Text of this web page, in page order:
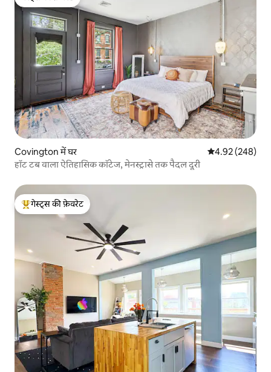
गेस्ट्स की फ़ेवरेट
Covington में घर औसत रेटिंग 5 में से
4.92 (248)
हॉट टब वाला ऐतिहासिक कॉटेज, मेनस्ट्रासे तक पैदल दूरी
गेस्ट्स का टॉप फ़ेवरेट
गेस्ट्स की फ़ेवरेट